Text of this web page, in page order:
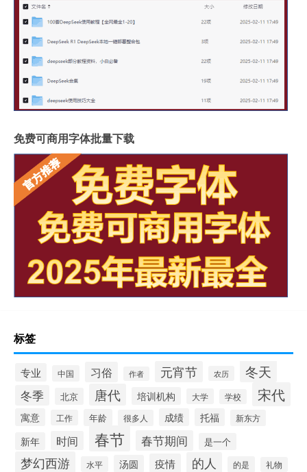
免费可商用字体批量下载
标签
专业 中国 习俗 作者 元宵节 农历 冬天
冬季 北京 唐代 培训机构 大学 学校 宋代
寓意 工作 年龄 很多人 成绩 托福 新东方
新年 时间 春节 春节期间 是一个
梦幻西游 水平 汤圆 疫情 的人 的是 礼物